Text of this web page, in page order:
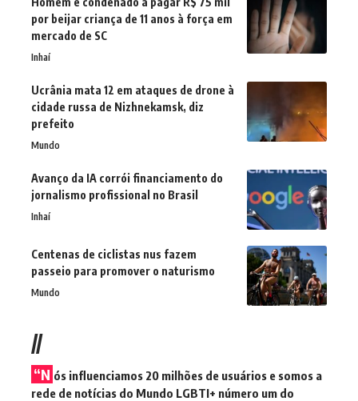
por beijar criança de 11 anos à força em
mercado de SC
Inhaí
Ucrânia mata 12 em ataques de drone à
cidade russa de Nizhnekamsk, diz
prefeito
Mundo
Avanço da IA corrói financiamento do
jornalismo profissional no Brasil
Inhaí
Centenas de ciclistas nus fazem
passeio para promover o naturismo
Mundo
//
“N ós influenciamos 20 milhões de usuários e somos a
rede de notícias do Mundo LGBTI+ número um do